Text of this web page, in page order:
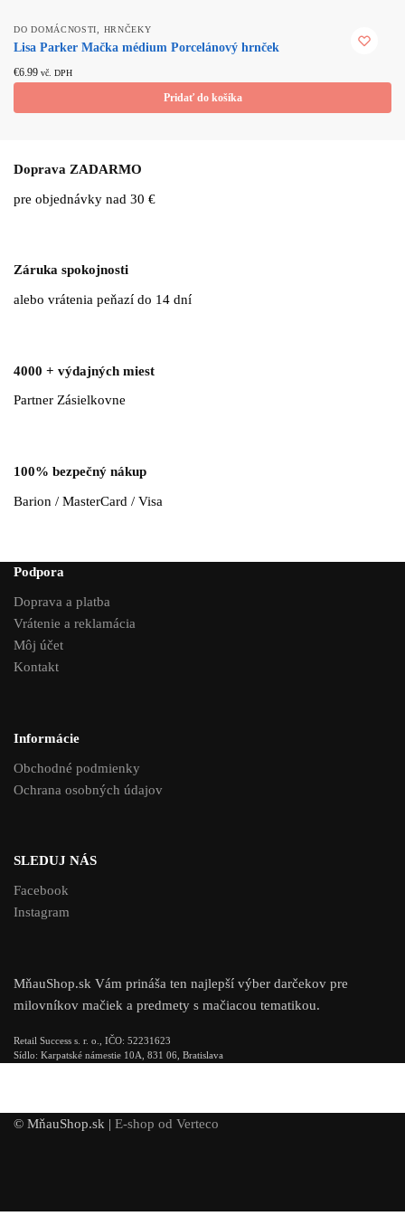
DO DOMÁCNOSTI HRNČEKY
Lisa Parker Mačka médium Porcelánový hrnček
€6.99 vč. DPH
Pridať do košíka
Doprava ZADARMO
pre objednávky nad 30 €
Záruka spokojnosti
alebo vrátenia peňazí do 14 dní
4000 + výdajných miest
Partner Zásielkovne
100% bezpečný nákup
Barion / MasterCard / Visa
Podpora
Doprava a platba
Vrátenie a reklamácia
Môj účet
Kontakt
Informácie
Obchodné podmienky
Ochrana osobných údajov
SLEDUJ NÁS
Facebook
Instagram
MňauShop.sk Vám prináša ten najlepší výber darčekov pre
milovníkov mačiek a predmety s mačiacou tematikou.
Retail Success s. r. o., IČO: 52231623
Sídlo: Karpatské námestie 10A, 831 06, Bratislava
© MňauShop.sk | E-shop od Verteco